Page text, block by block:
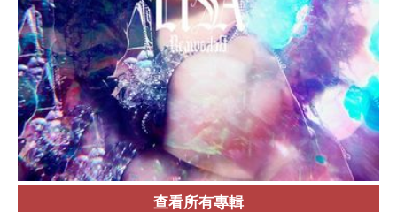
查看所有專輯